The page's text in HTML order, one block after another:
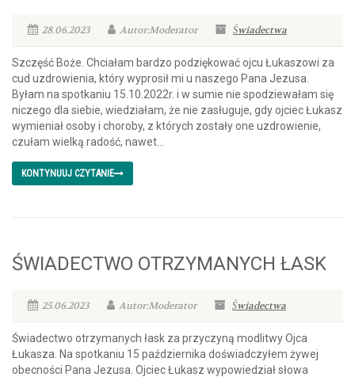
28.06.2023 Autor:Moderator Świadectwa
Szczęść Boże. Chciałam bardzo podziękować ojcu Łukaszowi za
cud uzdrowienia, który wyprosił mi u naszego Pana Jezusa.
Byłam na spotkaniu 15.10.2022r. i w sumie nie spodziewałam się
niczego dla siebie, wiedziałam, że nie zasługuje, gdy ojciec Łukasz
wymieniał osoby i choroby, z których zostały one uzdrowienie,
czułam wielką radość, nawet...
KONTYNUUJ CZYTANIE
ŚWIADECTWO OTRZYMANYCH ŁASK
25.06.2023 Autor:Moderator Świadectwa
Świadectwo otrzymanych łask za przyczyną modlitwy Ojca
Łukasza. Na spotkaniu 15 października doświadczyłem żywej
obecności Pana Jezusa. Ojciec Łukasz wypowiedział słowa